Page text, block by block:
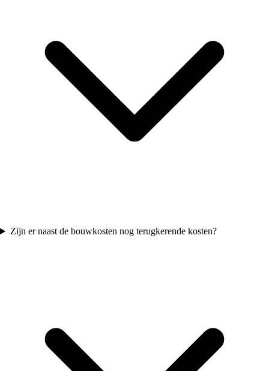
Zijn er naast de bouwkosten nog terugkerende kosten?